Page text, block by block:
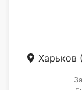
Харьков